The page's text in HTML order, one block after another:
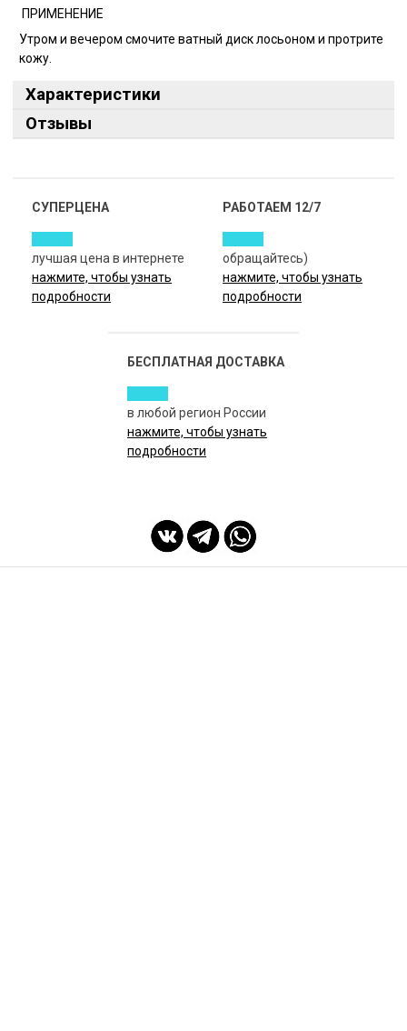
ПРИМЕНЕНИЕ
Утром и вечером смочите ватный диск лосьоном и протрите
кожу.
Характеристики
Отзывы
СУПЕРЦЕНА
лучшая цена в интернете
нажмите, чтобы узнать
подробности
РАБОТАЕМ 12/7
обращайтесь)
нажмите, чтобы узнать
подробности
БЕСПЛАТНАЯ ДОСТАВКА
в любой регион России
нажмите, чтобы узнать
подробности